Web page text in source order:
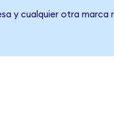
y cualquier otra marca